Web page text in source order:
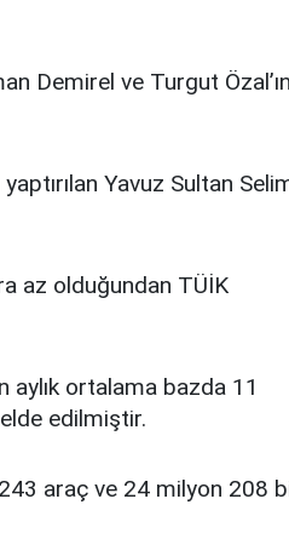
Demirel ve Turgut Özal’ın
Yavuz Sultan
az olduğundan TÜİK
aylık ortalama bazda 11
edilmiştir.
araç ve 24 milyon 208